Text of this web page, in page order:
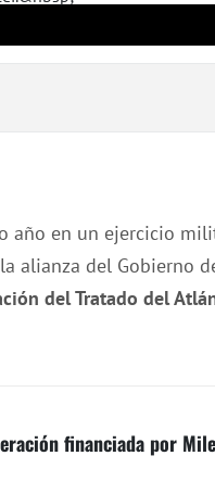
año en un ejercicio
alianza del Gobierno
del Tratado del
financiada por